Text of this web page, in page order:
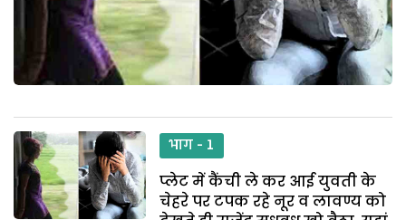
भाग - 1
प्लेट में कैंची ले कर आई युवती के
चेहरे पर टपक रहे नूर व लावण्य को